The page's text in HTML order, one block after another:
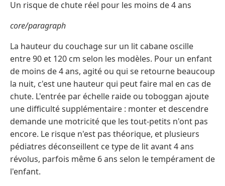
Un risque de chute réel pour les moins de 4 ans
core/paragraph
La hauteur du couchage sur un lit cabane oscille
entre 90 et 120 cm selon les modèles. Pour un enfant
de moins de 4 ans, agité ou qui se retourne beaucoup
la nuit, c'est une hauteur qui peut faire mal en cas de
chute. L'entrée par échelle raide ou toboggan ajoute
une difficulté supplémentaire : monter et descendre
demande une motricité que les tout-petits n'ont pas
encore. Le risque n'est pas théorique, et plusieurs
pédiatres déconseillent ce type de lit avant 4 ans
révolus, parfois même 6 ans selon le tempérament de
l'enfant.